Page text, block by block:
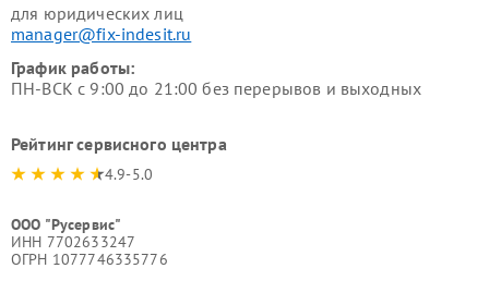
для юридических лиц
manager@fix-indesit.ru
График работы:
ПН-ВСК с 9:00 до 21:00 без перерывов и выходных
Рейтинг сервисного центра
4.9-5.0
ООО "Русервис"
ИНН 7702633247
ОГРН 1077746335776